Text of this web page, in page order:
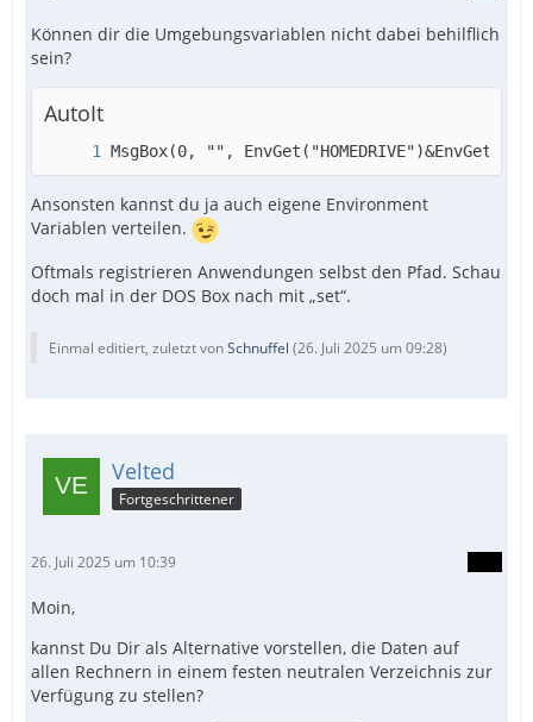
Können dir die Umgebungsvariablen nicht dabei behilflich
sein?
AutoIt
MsgBox(0, "",
Ansonsten kannst du ja auch eigene Environment
Variablen verteilen.
Oftmals registrieren Anwendungen selbst den Pfad. Schau
doch mal in der DOS Box nach mit „set“.
Einmal editiert, zuletzt vonSchnuffel (26. Juli 2025 um 09:28)
Velted
Fortgeschrittener
26. Juli 2025 um 10:39
Moin,
kannst Du Dir als Alternative vorstellen, die Daten auf
allen Rechnern in einem festen neutralen Verzeichnis zur
Verfügung zu stellen?